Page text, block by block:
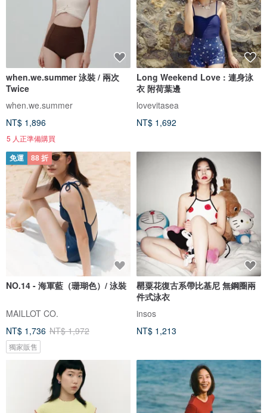
when.we.summer 泳裝 / 兩次
Twice
when.we.summer
NT$ 1,896
5 人正準備購買
Long Weekend Love : 連身泳
衣 附荷葉邊
lovevitasea
NT$ 1,692
免運 88 折
NO.14 - 海軍藍（珊瑚色）/ 泳裝
MAILLOT CO.
NT$ 1,736 NT$ 1,972
獨家販售
罌粟花復古系帶比基尼 無鋼圈兩
件式泳衣
insos
NT$ 1,213